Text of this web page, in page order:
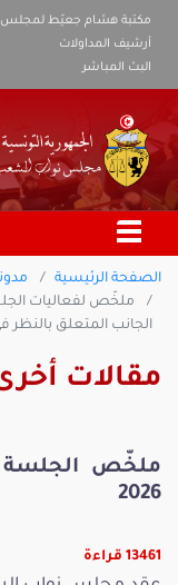
مكتبة هشام جعيّط
أرشيف المداولات
البث المباشر
الصفحة الرئيسية
الجانب المتعلق بالنظر
مقالات
2026
13461 قراءة